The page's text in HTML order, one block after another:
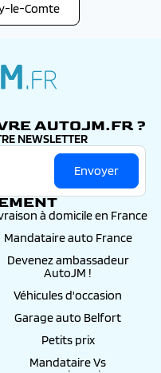
le-Comte
AUTOJM.FR ?
NEWSLETTER
Envoyer
à domicile en France
Mandataire auto France
Devenez ambassadeur
AutoJM !
Véhicules d'occasion
Garage auto Belfort
Petits prix
Mandataire Vs